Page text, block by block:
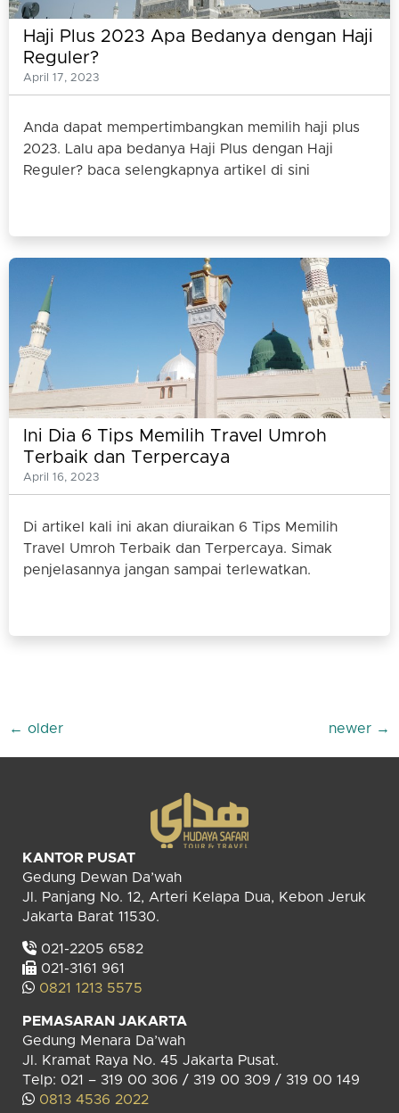
Haji Plus 2023 Apa Bedanya dengan Haji
Reguler?
April 17, 2023
Anda dapat mempertimbangkan memilih haji plus
2023. Lalu apa bedanya Haji Plus dengan Haji
Reguler? baca selengkapnya artikel di sini
Ini Dia 6 Tips Memilih Travel Umroh
Terbaik dan Terpercaya
April 16, 2023
Di artikel kali ini akan diuraikan 6 Tips Memilih
Travel Umroh Terbaik dan Terpercaya. Simak
penjelasannya jangan sampai terlewatkan.
← older newer →
KANTOR PUSAT
Gedung Dewan Da’wah
Jl. Panjang No. 12, Arteri Kelapa Dua, Kebon Jeruk
Jakarta Barat 11530.
021-2205 6582
021-3161 961
0821 1213 5575
PEMASARAN JAKARTA
Gedung Menara Da’wah
Jl. Kramat Raya No. 45 Jakarta Pusat.
Telp: 021 – 319 00 306 / 319 00 309 / 319 00 149
0813 4536 2022